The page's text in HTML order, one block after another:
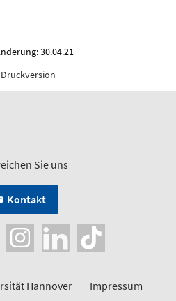
30.04.21
Druckversion
Sie uns
Kontakt
Hannover Impressum